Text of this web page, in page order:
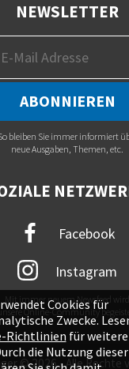
NEWSLETTER
bleiben Sie immer informiert
neue Ausgaben, Themen, etc.
Facebook
Instagram
Mit immer neuem Newsfeed wird
Online-Community
© 2026 - Alle Rechte
Cookies für
Zwecke.
Richtlinien für weitere
die Nutzung dieser